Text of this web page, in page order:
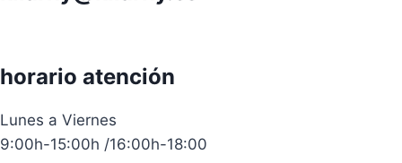
horario atención
Lunes a Viernes
9:00h-15:00h /16:00h-18:00